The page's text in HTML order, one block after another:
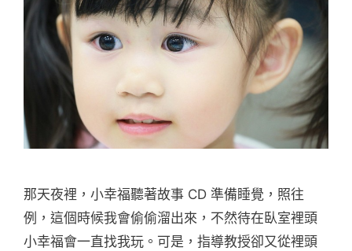
那天夜裡，小幸福聽著故事 CD 準備睡覺，照往
例，這個時候我會偷偷溜出來，不然待在臥室裡頭
小幸福會一直找我玩。可是，指導教授卻又從裡頭